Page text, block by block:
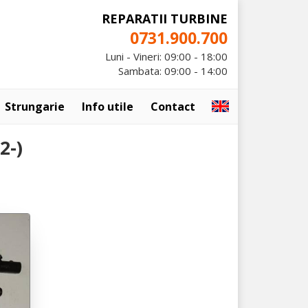
REPARATII TURBINE
0731.900.700
Luni - Vineri: 09:00 - 18:00
Sambata: 09:00 - 14:00
Strungarie Info utile Contact
)